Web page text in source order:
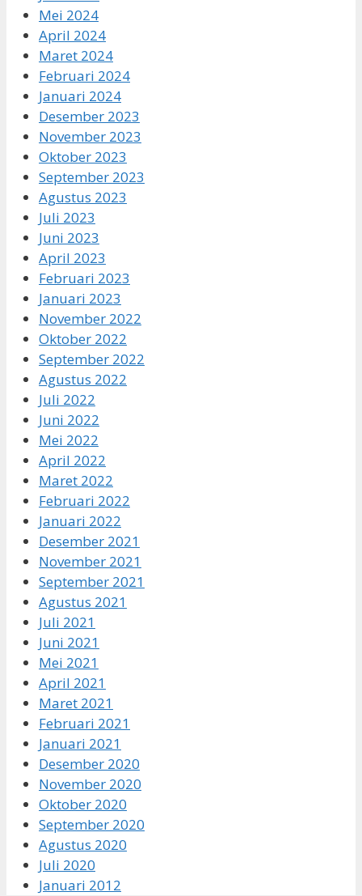
Mei 2024
April 2024
Maret 2024
Februari 2024
Januari 2024
Desember 2023
November 2023
Oktober 2023
September 2023
Agustus 2023
Juli 2023
Juni 2023
April 2023
Februari 2023
Januari 2023
November 2022
Oktober 2022
September 2022
Agustus 2022
Juli 2022
Juni 2022
Mei 2022
April 2022
Maret 2022
Februari 2022
Januari 2022
Desember 2021
November 2021
September 2021
Agustus 2021
Juli 2021
Juni 2021
Mei 2021
April 2021
Maret 2021
Februari 2021
Januari 2021
Desember 2020
November 2020
Oktober 2020
September 2020
Agustus 2020
Juli 2020
Januari 2012